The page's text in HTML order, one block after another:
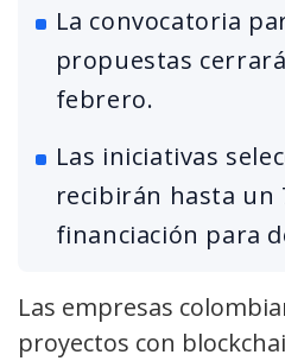
La convocatoria
propuestas
febrero.
Las iniciativas
recibirán hasta un
financiación para
Las empresas
proyectos con